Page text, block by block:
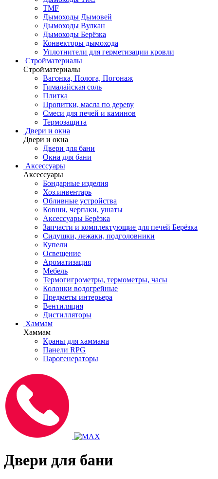
TMF
Дымоходы Дымовей
Дымоходы Вулкан
Дымоходы Берёзка
Конвекторы дымохода
Уплотнители для герметизации кровли
Стройматериалы
Стройматериалы
Вагонка, Полога, Погонаж
Гималайская соль
Плитка
Пропитки, масла по дереву
Смеси для печей и каминов
Термозащита
Двери и окна
Двери и окна
Двери для бани
Окна для бани
Аксессуары
Аксессуары
Бондарные изделия
Хоз.инвентарь
Обливные устройства
Ковши, черпаки, ушаты
Аксессуары Берёзка
Запчасти и комплектующие для печей Берёзка
Сидушки, лежаки, подголовники
Купели
Освещение
Ароматизация
Мебель
Термогигрометры, термометры, часы
Колонки водогрейные
Предметы интерьера
Вентиляция
Дистилляторы
Хаммам
Хаммам
Краны для хаммама
Панели RPG
Парогенераторы
Двери для бани